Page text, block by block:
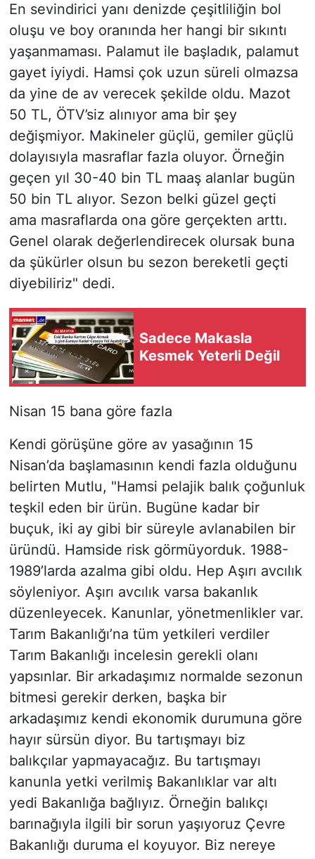
En sevindirici yanı denizde çeşitliliğin bol
oluşu ve boy oranında her hangi bir sıkıntı
yaşanmaması. Palamut ile başladık, palamut
gayet iyiydi. Hamsi çok uzun süreli olmazsa
da yine de av verecek şekilde oldu. Mazot
50 TL, ÖTV’siz alınıyor ama bir şey
değişmiyor. Makineler güçlü, gemiler güçlü
dolayısıyla masraflar fazla oluyor. Örneğin
geçen yıl 30-40 bin TL maaş alanlar bugün
50 bin TL alıyor. Sezon belki güzel geçti
ama masraflarda ona göre gerçekten arttı.
Genel olarak değerlendirecek olursak buna
da şükürler olsun bu sezon bereketli geçti
diyebiliriz" dedi.
Sadece Makasla
Kesmek Yeterli Değil
Nisan 15 bana göre fazla
Kendi görüşüne göre av yasağının 15
Nisan’da başlamasının kendi fazla olduğunu
belirten Mutlu, "Hamsi pelajik balık çoğunluk
teşkil eden bir ürün. Bugüne kadar bir
buçuk, iki ay gibi bir süreyle avlanabilen bir
üründü. Hamside risk görmüyorduk. 1988-
1989’larda azalma gibi oldu. Hep Aşırı avcılık
söyleniyor. Aşırı avcılık varsa bakanlık
düzenleyecek. Kanunlar, yönetmenlikler var.
Tarım Bakanlığı’na tüm yetkileri verdiler
Tarım Bakanlığı incelesin gerekli olanı
yapsınlar. Bir arkadaşımız normalde sezonun
bitmesi gerekir derken, başka bir
arkadaşımız kendi ekonomik durumuna göre
hayır sürsün diyor. Bu tartışmayı biz
balıkçılar yapmayacağız. Bu tartışmayı
kanunla yetki verilmiş Bakanlıklar var altı
yedi Bakanlığa bağlıyız. Örneğin balıkçı
barınağıyla ilgili bir sorun yaşıyoruz Çevre
Bakanlığı duruma el koyuyor. Biz nereye